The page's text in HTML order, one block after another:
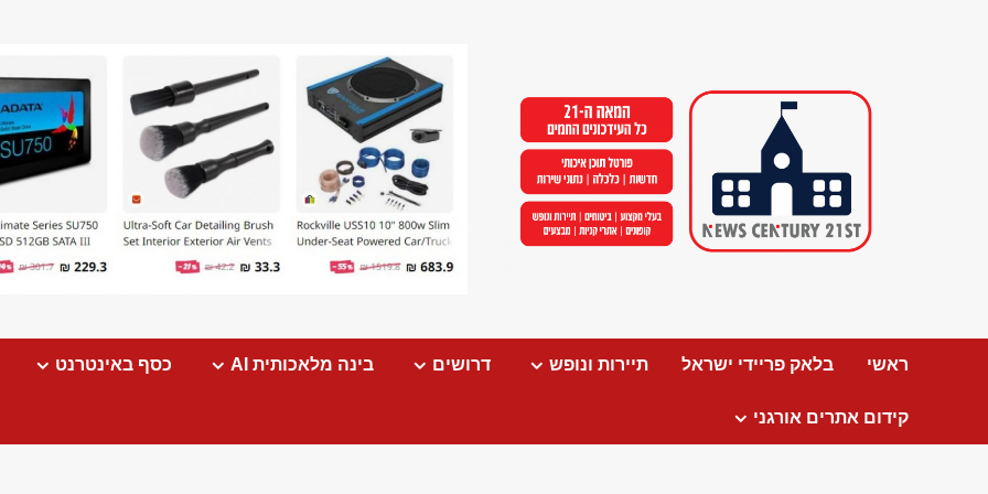
ראשי בלאק פריידי ישראל תיירות ונופש דרושים בינה מלאכותית AI כסף באינטרנט
קידום אתרים אורגני